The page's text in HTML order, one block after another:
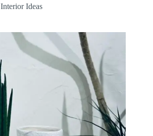
Interior Ideas